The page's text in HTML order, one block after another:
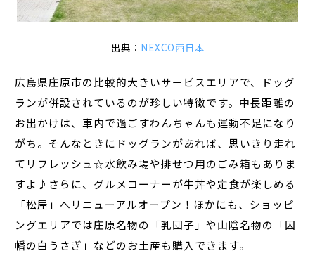
出典： NEXCO西日本
広島県庄原市の比較的大きいサービスエリアで、ドッグ
ランが併設されているのが珍しい特徴です。中長距離の
お出かけは、車内で過ごすわんちゃんも運動不足になり
がち。そんなときにドッグランがあれば、思いきり走れ
てリフレッシュ☆水飲み場や排せつ用のごみ箱もありま
すよ♪さらに、グルメコーナーが牛丼や定食が楽しめる
「松屋」へリニューアルオープン！ほかにも、ショッピ
ングエリアでは庄原名物の「乳団子」や山陰名物の「因
幡の白うさぎ」などのお土産も購入できます。